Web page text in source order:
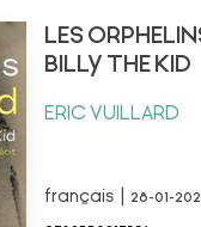
LES
BILLY THE KID
ERIC VUILLARD
français | 28-01-